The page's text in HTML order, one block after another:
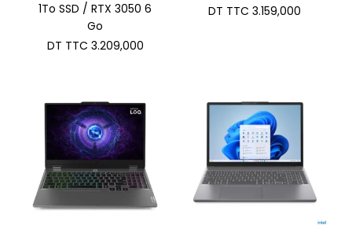
1To SSD / RTX 3050 6
Go
DT TTC 3.209,000
DT TTC 3.159,000